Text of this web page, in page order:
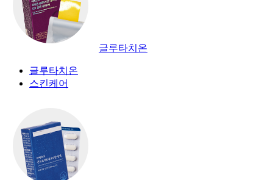
글루타치온
글루타치온
스킨케어